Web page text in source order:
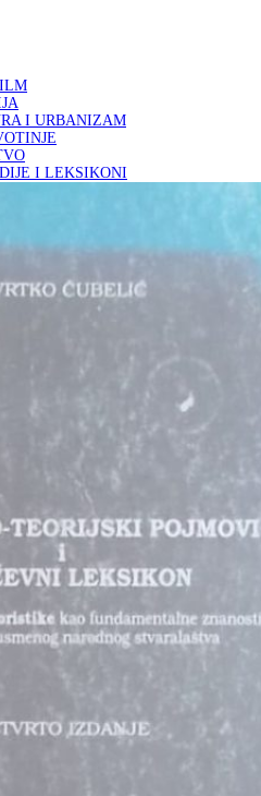
I URBANIZAM
I LEKSIKONI
SOCIOLOGIJA, ANTROPOLOGIJA
POPULARNA PSIHOLOGIJA,
PRAVOPISI…
KNJIŽEVNOSTI